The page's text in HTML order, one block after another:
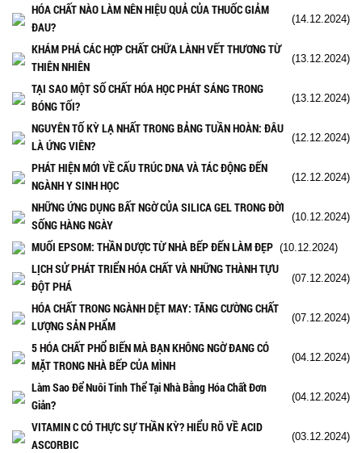
HÓA CHẤT NÀO LÀM NÊN HIỆU QUẢ CỦA THUỐC GIẢM
ĐAU?
(14.12.2024)
KHÁM PHÁ CÁC HỢP CHẤT CHỮA LÀNH VẾT THƯƠNG TỪ
THIÊN NHIÊN
(13.12.2024)
TẠI SAO MỘT SỐ CHẤT HÓA HỌC PHÁT SÁNG TRONG
BÓNG TỐI?
(13.12.2024)
NGUYÊN TỐ KỲ LẠ NHẤT TRONG BẢNG TUẦN HOÀN: ĐÂU
LÀ ỨNG VIÊN?
(12.12.2024)
PHÁT HIỆN MỚI VỀ CẤU TRÚC DNA VÀ TÁC ĐỘNG ĐẾN
NGÀNH Y SINH HỌC
(12.12.2024)
NHỮNG ỨNG DỤNG BẤT NGỜ CỦA SILICA GEL TRONG ĐỜI
SỐNG HÀNG NGÀY
(10.12.2024)
MUỐI EPSOM: THẦN DƯỢC TỪ NHÀ BẾP ĐẾN LÀM ĐẸP (10.12.2024)
LỊCH SỬ PHÁT TRIỂN HÓA CHẤT VÀ NHỮNG THÀNH TỰU
ĐỘT PHÁ
(07.12.2024)
HÓA CHẤT TRONG NGÀNH DỆT MAY: TĂNG CƯỜNG CHẤT
LƯỢNG SẢN PHẨM
(07.12.2024)
5 HÓA CHẤT PHỔ BIẾN MÀ BẠN KHÔNG NGỜ ĐANG CÓ
MẶT TRONG NHÀ BẾP CỦA MÌNH
(04.12.2024)
Làm Sao Để Nuôi Tinh Thể Tại Nhà Bằng Hóa Chất Đơn
Giản?
(04.12.2024)
VITAMIN C CÓ THỰC SỰ THẦN KỲ? HIỂU RÕ VỀ ACID
ASCORBIC
(03.12.2024)